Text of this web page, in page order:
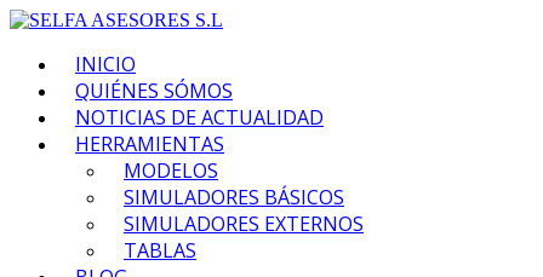
INICIO
QUIÉNES SÓMOS
NOTICIAS DE ACTUALIDAD
HERRAMIENTAS
MODELOS
SIMULADORES BÁSICOS
SIMULADORES EXTERNOS
TABLAS